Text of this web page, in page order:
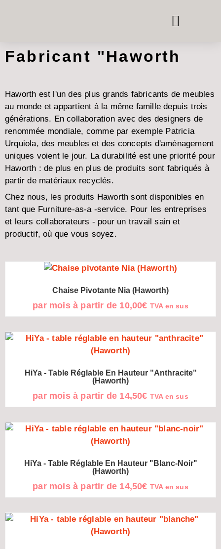
Fabricant "Haworth
Haworth est l'un des plus grands fabricants de meubles
au monde et appartient à la même famille depuis trois
générations. En collaboration avec des designers de
renommée mondiale, comme par exemple Patricia
Urquiola, des meubles et des concepts d'aménagement
uniques voient le jour. La durabilité est une priorité pour
Haworth : de plus en plus de produits sont fabriqués à
partir de matériaux recyclés.
Chez nous, les produits Haworth sont disponibles en
tant que Furniture-as-a -service. Pour les entreprises
et leurs collaborateurs - pour un travail sain et
productif, où que vous soyez.
Chaise Pivotante Nia (Haworth)
par mois à partir de 10,00€ TVA en sus
HiYa - Table Réglable En Hauteur "anthracite"
(Haworth)
par mois à partir de 14,50€ TVA en sus
HiYa - Table Réglable En Hauteur "blanc-Noir"
(Haworth)
par mois à partir de 14,50€ TVA en sus